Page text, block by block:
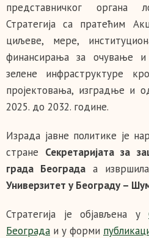
представничког органа
Стратегија са пратећим
циљеве, мере,
финансирања за очување
зелене инфраструктуре
пројектовања, изградње и
2025. до 2032. године.
Израда јавне политике је
стране Секретаријата за
града Београда а
Универзитет у Београду –
Стратегија је објављена у
Београда и у форми